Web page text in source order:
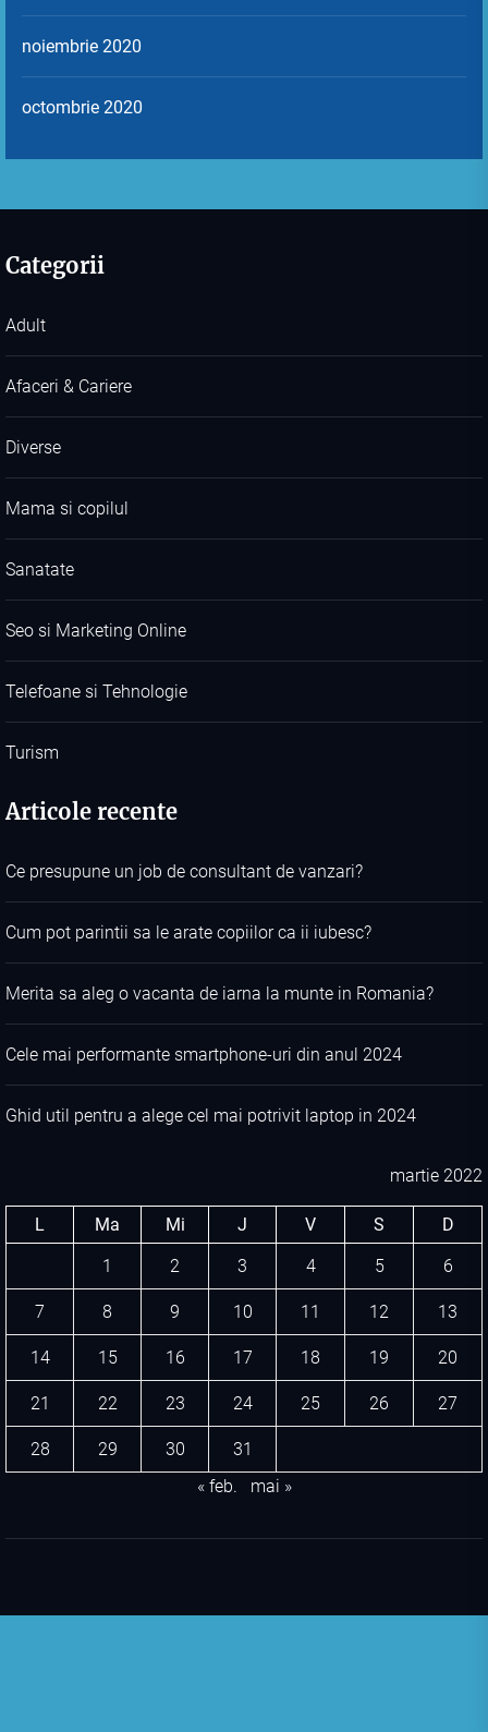
noiembrie 2020
octombrie 2020
Categorii
Adult
Afaceri & Cariere
Diverse
Mama si copilul
Sanatate
Seo si Marketing Online
Telefoane si Tehnologie
Turism
Articole recente
Ce presupune un job de consultant de vanzari?
Cum pot parintii sa le arate copiilor ca ii iubesc?
Merita sa aleg o vacanta de iarna la munte in Romania?
Cele mai performante smartphone-uri din anul 2024
Ghid util pentru a alege cel mai potrivit laptop in 2024
martie 2022
L Ma Mi J V S
D
1
2 3 4 5 6
7 8 9 10 11 12 13
14 15 16 17 18 19 20
21 22 23 24 25 26 27
28 29 30
31
« feb.
mai »